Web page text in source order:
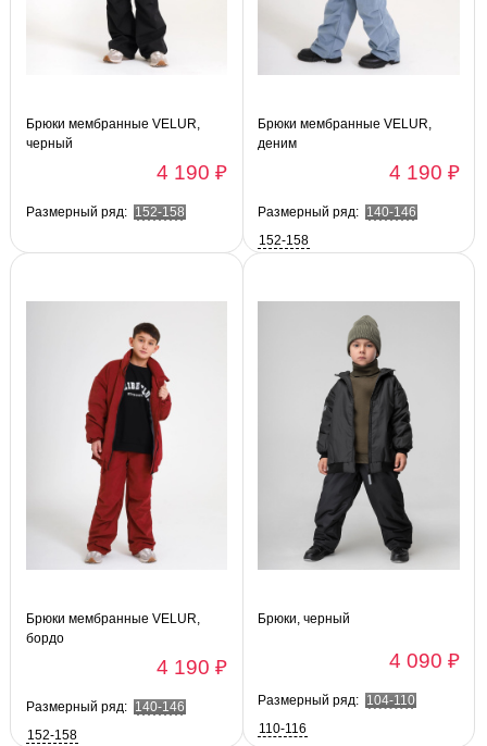
Брюки мембранные VELUR,
черный
4 190 ₽
Размерный ряд: 152-158
Брюки мембранные VELUR,
деним
4 190 ₽
Размерный ряд: 140-146
152-158
Брюки мембранные VELUR,
бордо
4 190 ₽
Размерный ряд:
140-146
152-158
Брюки, черный
4 090 ₽
Размерный ряд: 104-110
110-116